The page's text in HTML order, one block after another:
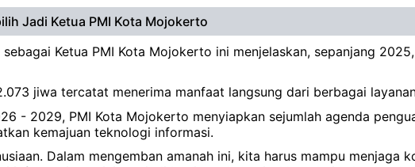
Jadi Ketua PMI Kota Mojokerto
Ketua PMI Kota Mojokerto ini menjelaskan, sepanjang
jiwa tercatat menerima manfaat langsung dari berbagai
- 2029, PMI Kota Mojokerto menyiapkan sejumlah agenda
kemajuan teknologi informasi.
Dalam mengemban amanah ini, kita harus mampu